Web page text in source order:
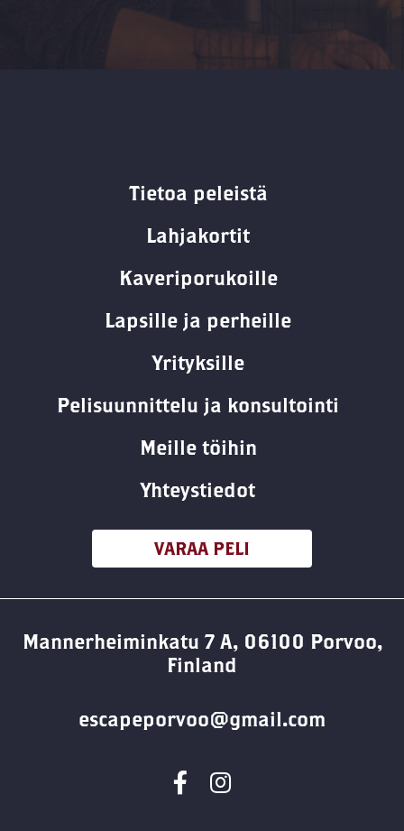
Tietoa peleistä
Lahjakortit
Kaveriporukoille
Lapsille ja perheille
Yrityksille
Pelisuunnittelu ja konsultointi
Meille töihin
Yhteystiedot
VARAA PELI
Mannerheiminkatu 7 A, 06100 Porvoo,
Finland
escapeporvoo@gmail.com